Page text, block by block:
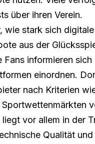
über ihren Verein.
wie stark sich
aus der
informieren
einordnen.
nach Kriterien
vor allem in der
Qualität